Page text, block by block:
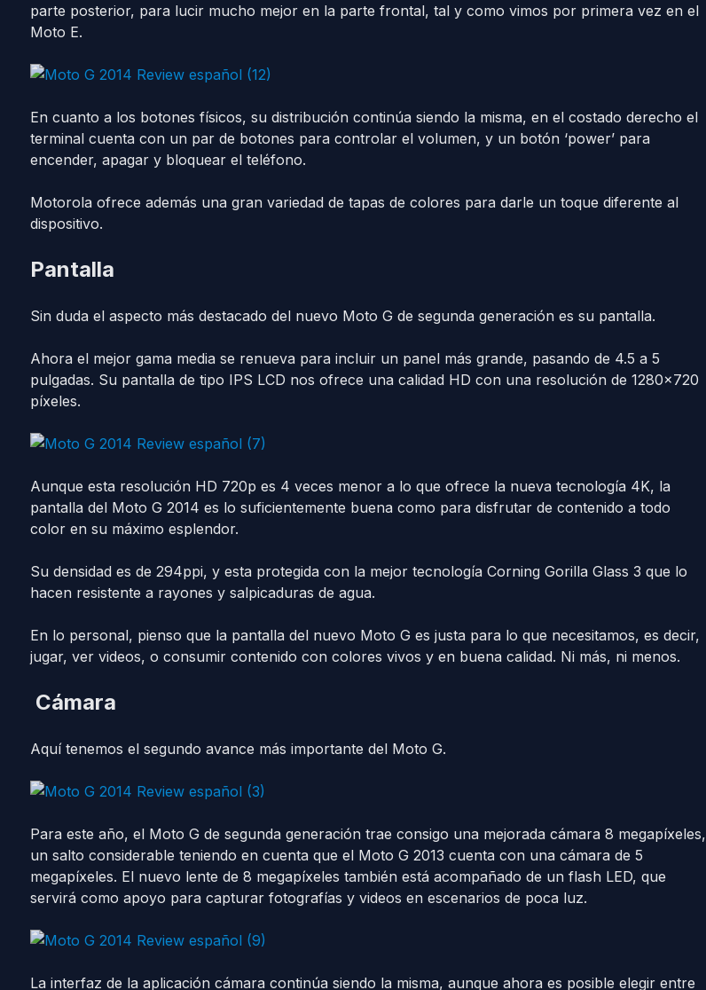
parte posterior, para lucir mucho mejor en la parte frontal, tal y como vimos por primera vez en el
Moto E.
En cuanto a los botones físicos, su distribución continúa siendo la misma, en el costado derecho el
terminal cuenta con un par de botones para controlar el volumen, y un botón ‘power’ para
encender, apagar y bloquear el teléfono.
Motorola ofrece además una gran variedad de tapas de colores para darle un toque diferente al
dispositivo.
Pantalla
Sin duda el aspecto más destacado del nuevo Moto G de segunda generación es su pantalla.
Ahora el mejor gama media se renueva para incluir un panel más grande, pasando de 4.5 a 5
pulgadas. Su pantalla de tipo IPS LCD nos ofrece una calidad HD con una resolución de 1280×720
píxeles.
Aunque esta resolución HD 720p es 4 veces menor a lo que ofrece la nueva tecnología 4K, la
pantalla del Moto G 2014 es lo suficientemente buena como para disfrutar de contenido a todo
color en su máximo esplendor.
Su densidad es de 294ppi, y esta protegida con la mejor tecnología Corning Gorilla Glass 3 que lo
hacen resistente a rayones y salpicaduras de agua.
En lo personal, pienso que la pantalla del nuevo Moto G es justa para lo que necesitamos, es decir,
jugar, ver videos, o consumir contenido con colores vivos y en buena calidad. Ni más, ni menos.
Cámara
Aquí tenemos el segundo avance más importante del Moto G.
Para este año, el Moto G de segunda generación trae consigo una mejorada cámara 8 megapíxeles,
un salto considerable teniendo en cuenta que el Moto G 2013 cuenta con una cámara de 5
megapíxeles. El nuevo lente de 8 megapíxeles también está acompañado de un flash LED, que
servirá como apoyo para capturar fotografías y videos en escenarios de poca luz.
La interfaz de la aplicación cámara continúa siendo la misma, aunque ahora es posible elegir entre